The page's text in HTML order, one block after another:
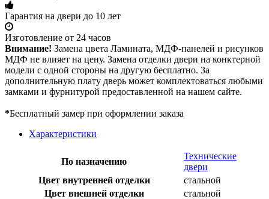
Гарантия на двери до 10 лет
Изготовление от 24 часов
Внимание! Замена цвета Ламината, МДФ-панелей и рисунков
МДФ не влияет на цену. Замена отделки двери на конктерной
модели с одной стороны на другую бесплатно. За
дополнительную плату дверь может комплектоваться любыми
замками и фурнитурой предоставленной на нашем сайте.
*Бесплатный замер при оформлении заказа
Характеристики
По назначению
Технические
двери
Цвет внутренней отделки
стальной
Цвет внешней отделки
стальной